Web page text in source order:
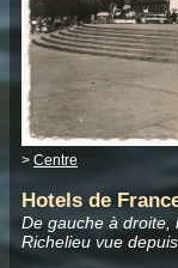
> Centre
Hotels de
De gauche à droite,
Richelieu vue